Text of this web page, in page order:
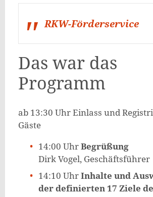
RKW-Förderservice
Das war das
Programm
ab 13:30 Uhr Einlass und
Gäste
14:00 UhrBegrüßung
Dirk Vogel, Geschäftsführer
14:10 UhrInhalte und
derdefinierten 17 Ziele